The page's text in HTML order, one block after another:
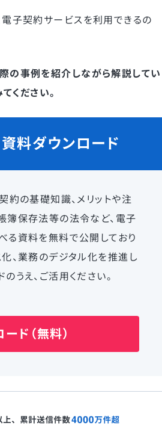
子契約サービスを利用できるの
の事例を紹介しながら解説してい
ください。
資料ダウンロード
約の基礎知識、メリットや注
簿保存法等の法令など、電子
る資料を無料で公開しており
、業務のデジタル化を推進し
うえ、ご活用ください。
ド（無料）